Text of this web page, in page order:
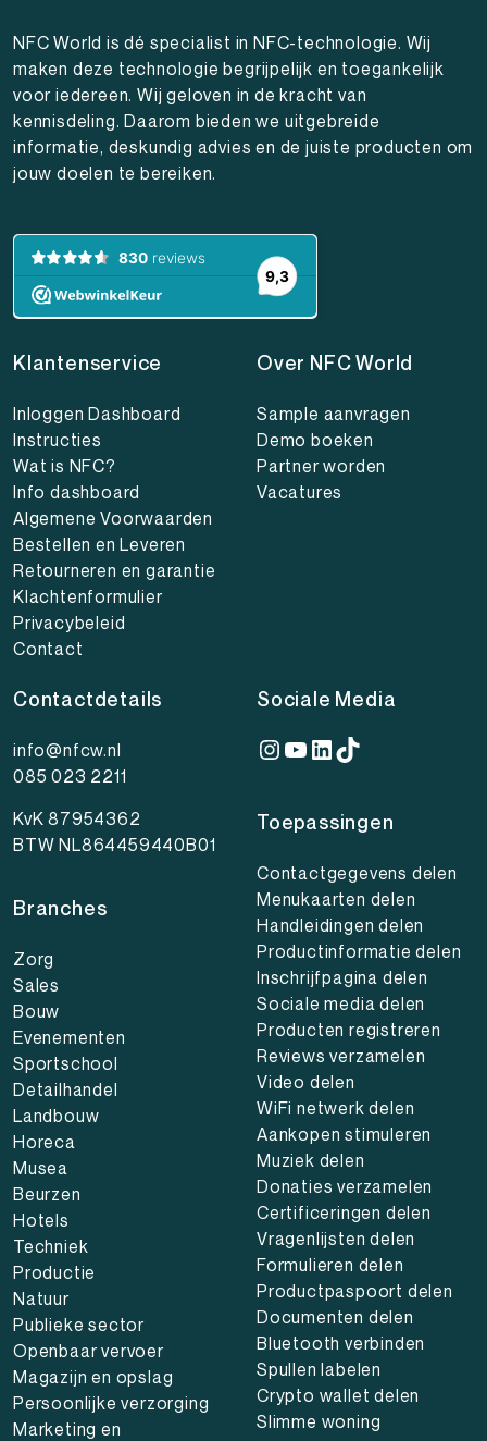
NFC World is dé specialist in NFC-technologie. Wij
maken deze technologie begrijpelijk en toegankelijk
voor iedereen. Wij geloven in de kracht van
kennisdeling. Daarom bieden we uitgebreide
informatie, deskundig advies en de juiste producten om
jouw doelen te bereiken.
Klantenservice
Inloggen Dashboard
Instructies
Wat is NFC?
Info dashboard
Algemene Voorwaarden
Bestellen en Leveren
Retourneren en garantie
Klachtenformulier
Privacybeleid
Contact
Over NFC World
Sample aanvragen
Demo boeken
Partner worden
Vacatures
Contactdetails
info@nfcw.nl
085 023 2211
KvK 87954362
BTW NL864459440B01
Branches
Zorg
Sales
Bouw
Evenementen
Sportschool
Detailhandel
Landbouw
Horeca
Musea
Beurzen
Hotels
Techniek
Productie
Natuur
Publieke sector
Openbaar vervoer
Magazijn en opslag
Persoonlijke verzorging
Marketing en
Sociale Media
Instagram
YouTube
LinkedIn
TikTok
Toepassingen
Contactgegevens delen
Menukaarten delen
Handleidingen delen
Productinformatie delen
Inschrijfpagina delen
Sociale media delen
Producten registreren
Reviews verzamelen
Video delen
WiFi netwerk delen
Aankopen stimuleren
Muziek delen
Donaties verzamelen
Certificeringen delen
Vragenlijsten delen
Formulieren delen
Productpaspoort delen
Documenten delen
Bluetooth verbinden
Spullen labelen
Crypto wallet delen
Slimme woning